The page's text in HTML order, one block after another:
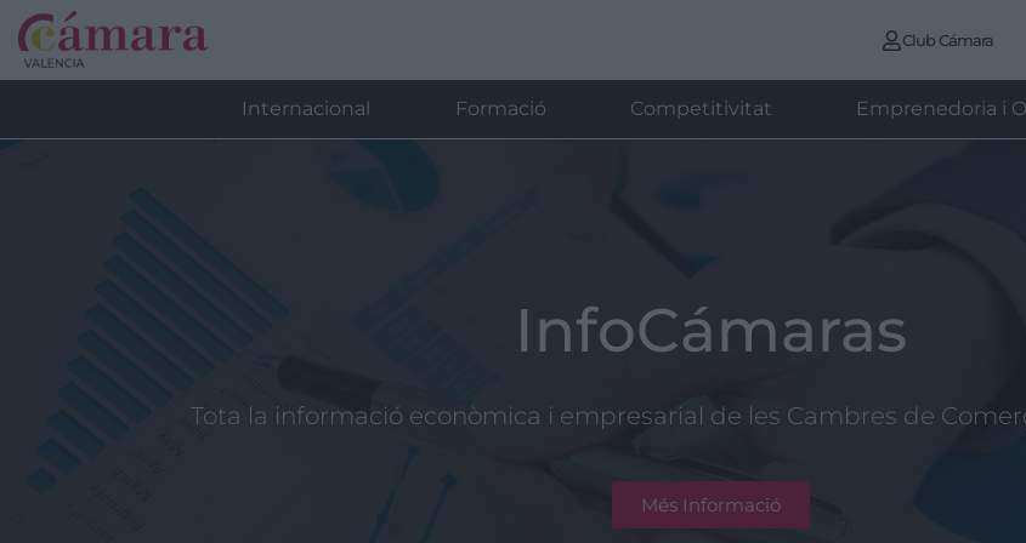
Club Cámara
Internacional Formació Competitivitat Emprenedoria i
InfoCámaras
Tota la informació econòmica i empresarial de les Cambres de
Més Informació